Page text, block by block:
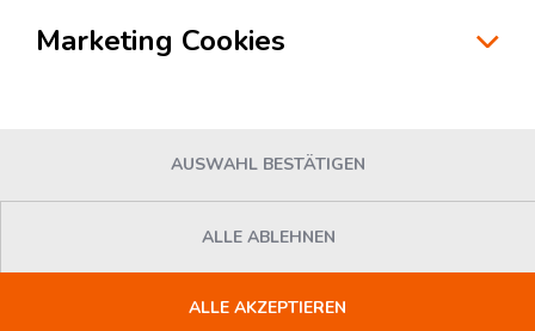
Marketing Cookies
AUSWAHL BESTÄTIGEN
ALLE ABLEHNEN
ALLE AKZEPTIEREN